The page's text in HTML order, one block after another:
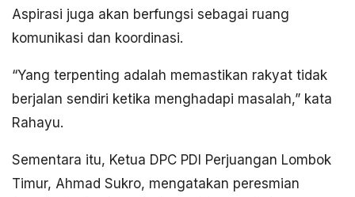
Aspirasi juga akan berfungsi sebagai ruang
komunikasi dan koordinasi.
“Yang terpenting adalah memastikan rakyat tidak
berjalan sendiri ketika menghadapi masalah,” kata
Rahayu.
Sementara itu, Ketua DPC PDI Perjuangan Lombok
Timur, Ahmad Sukro, mengatakan peresmian